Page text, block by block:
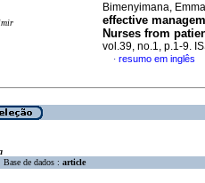
Bimenyimana,
effective
Nurses from
vol.39, no.1, p.1-9.
· resumo em inglês
Base de dados : article